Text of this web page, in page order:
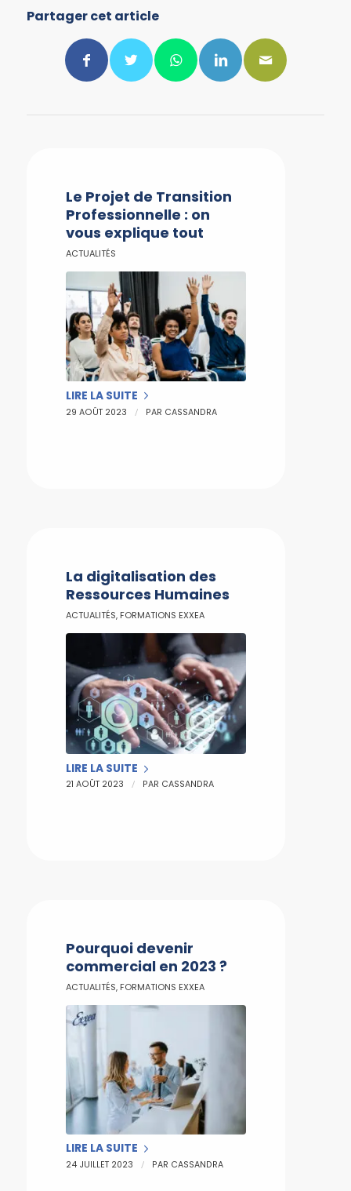
Partager cet article
Le Projet de Transition
Professionnelle : on
vous explique tout
ACTUALITÉS
LIRE LA SUITE
29 AOÛT 2023 / PAR CASSANDRA
La digitalisation des
Ressources Humaines
ACTUALITÉS, FORMATIONS EXXEA
LIRE LA SUITE
21 AOÛT 2023 / PAR CASSANDRA
Pourquoi devenir
commercial en 2023 ?
ACTUALITÉS, FORMATIONS EXXEA
LIRE LA SUITE
24 JUILLET 2023 / PAR CASSANDRA